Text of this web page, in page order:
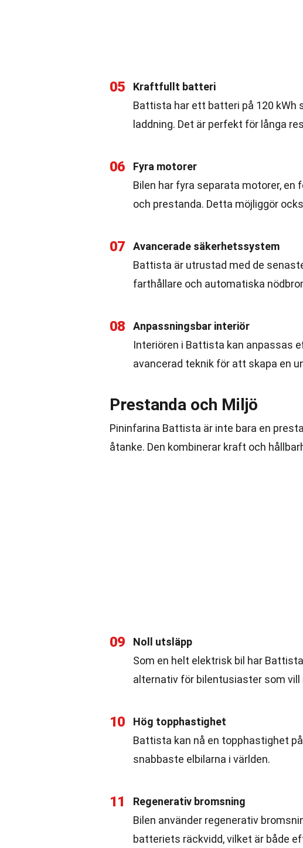
05
Kraftfullt batteri
Battista har ett batteri på 120 kWh
laddning. Det är perfekt för långa
06
Fyra motorer
Bilen har fyra separata motorer, en
och prestanda. Detta möjliggör
07
Avancerade säkerhetssystem
Battista är utrustad med de
farthållare och automatiska
08
Anpassningsbar interiör
Interiören i Battista kan anpassas
avancerad teknik för att skapa en
Prestanda och Miljö
Pininfarina Battista är inte bara en
åtanke. Den kombinerar kraft och
09
Noll utsläpp
Som en helt elektrisk bil har
alternativ för bilentusiaster som
10
Hög topphastighet
Battista kan nå en topphastighet
snabbaste elbilarna i världen.
11
Regenerativ bromsning
Bilen använder regenerativ
batteriets räckvidd, vilket är både